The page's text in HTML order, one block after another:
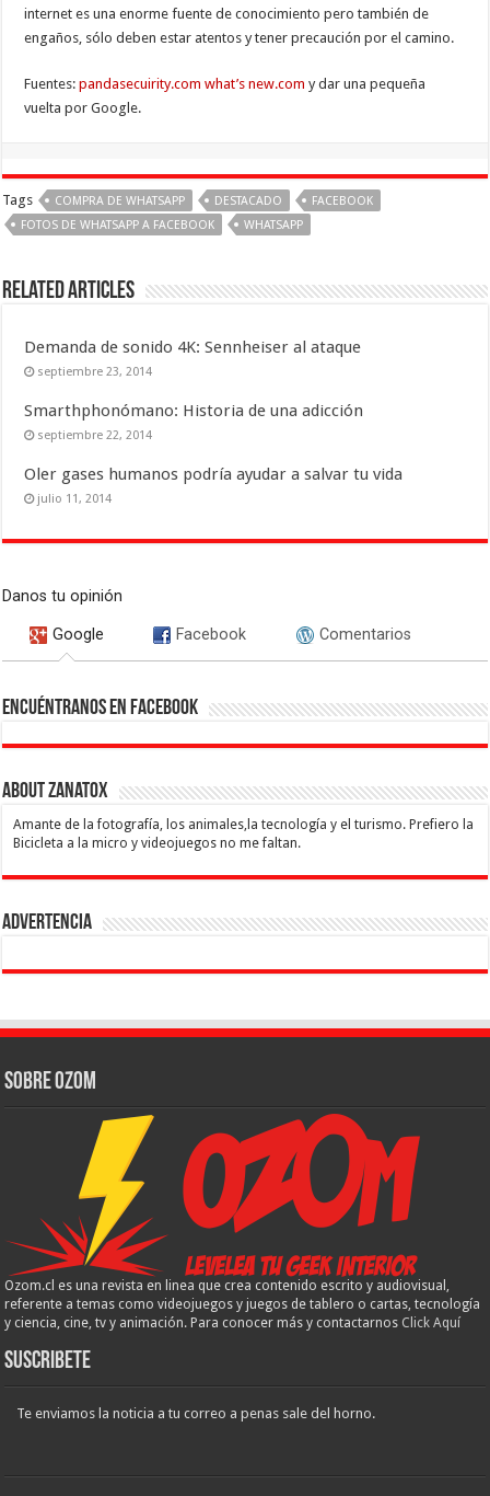
internet es una enorme fuente de conocimiento pero también de
engaños, sólo deben estar atentos y tener precaución por el camino.
Fuentes:pandasecuirity.com what’s new.com y dar una pequeña
vuelta por Google.
Tags COMPRA DE WHATSAPP DESTACADO
FACEBOOK
FOTOS DE WHATSAPP A FACEBOOK
WHATSAPP
Related Articles
Demanda de sonido 4K: Sennheiser al ataque
septiembre 23, 2014
Smarthphonómano: Historia de una adicción
septiembre 22, 2014
Oler gases humanos podría ayudar a salvar tu vida
julio 11, 2014
Danos tu opinión
Google Facebook Comentarios
Encuéntranos en Facebook
About Zanatox
Amante de la fotografía, los animales,la tecnología y el turismo. Prefiero la
Bicicleta a la micro y videojuegos no me faltan.
Advertencia
Sobre Ozom
Ozom.cl es una revista en linea que crea contenido escrito y audiovisual,
referente a temas como videojuegos y juegos de tablero o cartas, tecnología
y ciencia, cine, tv y animación. Para conocer más y contactarnos Click Aquí
Suscribete
Te enviamos la noticia a tu correo a penas sale del horno.